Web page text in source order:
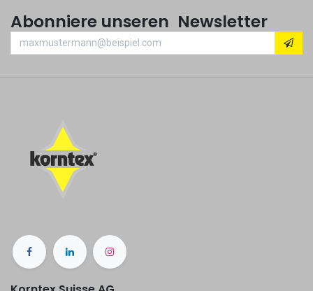
Abonniere unseren Newsletter